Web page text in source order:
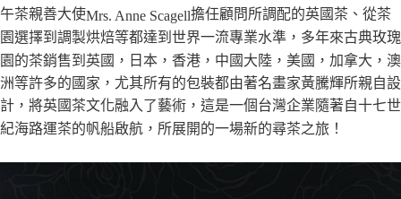
午茶親善大使Mrs. Anne Scagell擔任顧問所調配的英國茶、從茶
園選擇到調製烘焙等都達到世界一流專業水準，多年來古典玫瑰
園的茶銷售到英國，日本，香港，中國大陸，美國，加拿大，澳
洲等許多的國家，尤其所有的包裝都由著名畫家黃騰輝所親自設
計，將英國茶文化融入了藝術，這是一個台灣企業隨著自十七世
紀海路運茶的帆船啟航，所展開的一場新的尋茶之旅！